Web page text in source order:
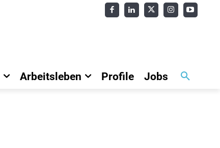
Arbeitsleben Profile Jobs